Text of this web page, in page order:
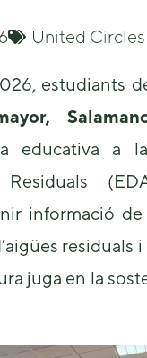
United Circles
estudiants
educativa a
Residuals
informació
residuals
juga en la